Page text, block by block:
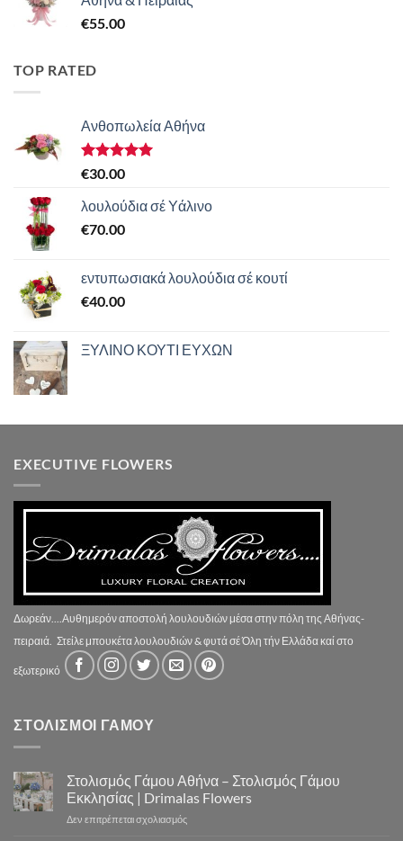
€55.00
TOP RATED
Ανθοπωλεία Αθήνα
Βαθμολογήθηκε
από 5
€30.00
λουλούδια σέ Υάλινο
€70.00
εντυπωσιακά λουλούδια σέ κουτί
€40.00
ΞΥΛΙΝΟ ΚΟΥΤΙ ΕΥΧΩΝ
EXECUTIVE FLOWERS
Δωρεάν....Αυθημερόν αποστολή λουλουδιών μέσα στην πόλη της Αθήνας-
πειραιά. Στείλε μπουκέτα λουλουδιών & φυτά σέ Όλη τήν Ελλάδα καί στο
εξωτερικό
ΣΤΟΛΙΣΜΟΙ ΓΑΜΟΥ
Στολισμός Γάμου Αθήνα – Στολισμός Γάμου
Εκκλησίας | Drimalas Flowers
Δεν επιτρέπεται σχολιασμόςστο